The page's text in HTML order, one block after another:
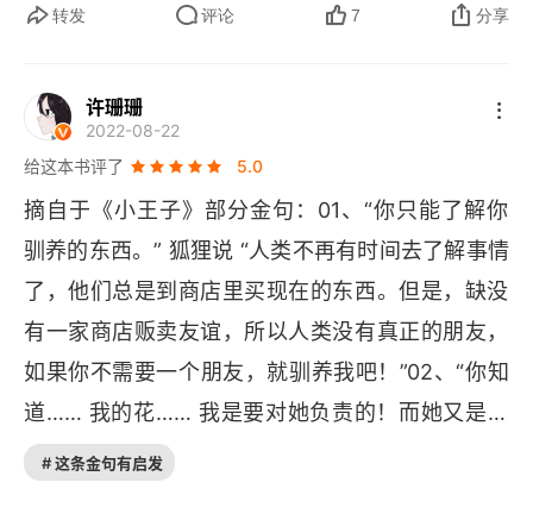
转发 评论 7 分享
许珊珊
2022-08-22
给这本书评了
5.0
摘自于《小王子》部分金句：01、“你只能了解你
驯养的东西。” 狐狸说 “人类不再有时间去了解事情
了，他们总是到商店里买现在的东西。但是，缺没
有一家商店贩卖友谊，所以人类没有真正的朋友，
如果你不需要一个朋友，就驯养我吧！”02、“你知
道…… 我的花…… 我是要对她负责的！而她又是那
么弱小！她又是那么天真。她只有四根微不足道的
# 这条金句有启发